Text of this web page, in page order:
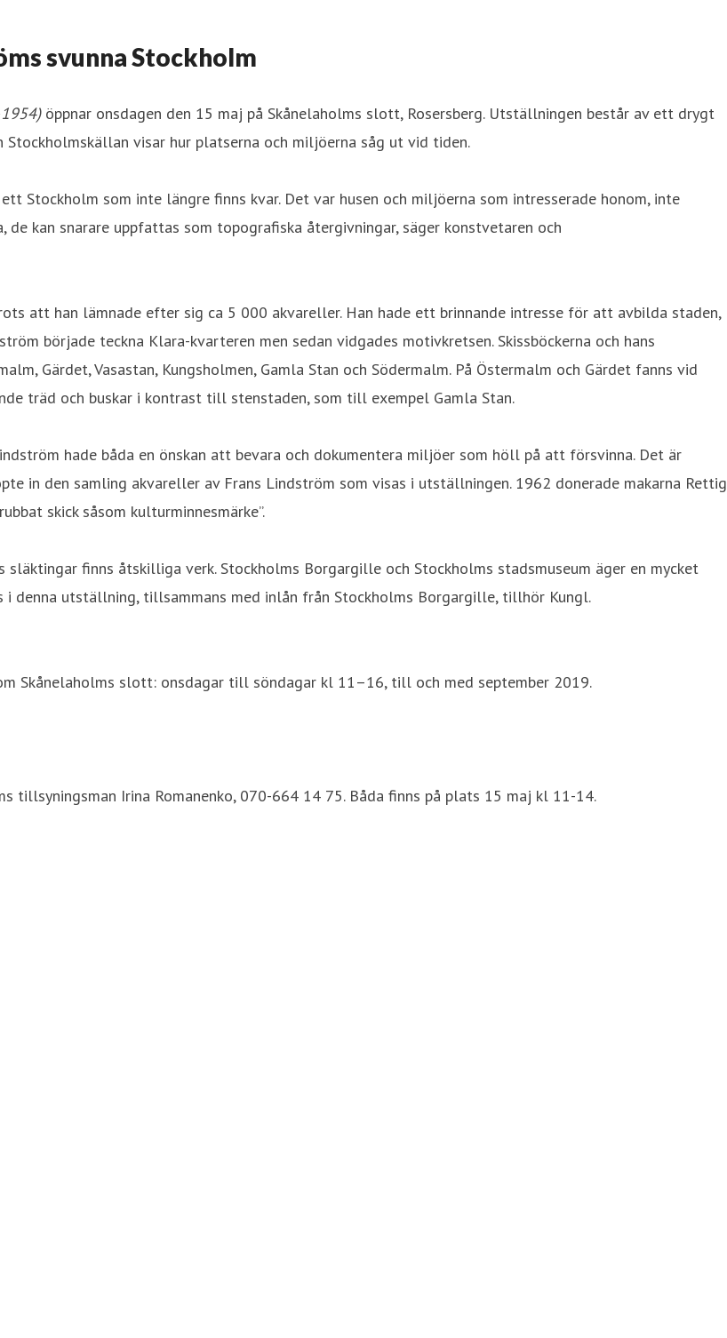
svunna Stockholm
1954)öppnar onsdagen den 15 maj på Skånelaholms slott, Rosersberg. Utställningen består av ett drygt
visar hur platserna och miljöerna såg ut vid tiden.
Stockholm som inte längre finns kvar. Det var husen och miljöerna som intresserade honom, inte
kan snarare uppfattas som topografiska återgivningar, säger konstvetaren och
att han lämnade efter sig ca 5 000 akvareller. Han hade ett brinnande intresse för att avbilda staden,
började teckna Klara-kvarteren men sedan vidgades motivkretsen. Skissböckerna och hans
Gärdet, Vasastan, Kungsholmen, Gamla Stan och Södermalm. På Östermalm och Gärdet fanns vid
träd och buskar i kontrast till stenstaden, som till exempel Gamla Stan.
hade båda en önskan att bevara och dokumentera miljöer som höll på att försvinna. Det är
in den samling akvareller av Frans Lindström som visas i utställningen. 1962 donerade makarna Rettig
skick såsom kulturminnesmärke”.
finns åtskilliga verk. Stockholms Borgargille och Stockholms stadsmuseum äger en mycket
denna utställning, tillsammans med inlån från Stockholms Borgargille, tillhör Kungl.
Skånelaholms slott: onsdagar till söndagar kl 11–16, till och med september 2019.
tillsyningsman Irina Romanenko, 070-664 14 75. Båda finns på plats 15 maj kl 11-14.